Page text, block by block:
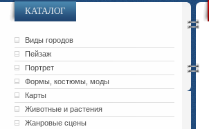
КАТАЛОГ
Виды городов
Пейзаж
Портрет
Формы, костюмы, моды
Карты
Животные и растения
Жанровые сцены